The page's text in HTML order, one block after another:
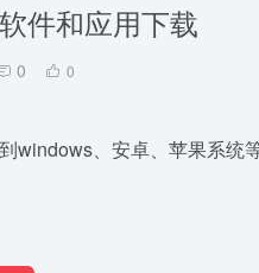
件和应用下载
0 0
windows、安卓、苹果系统